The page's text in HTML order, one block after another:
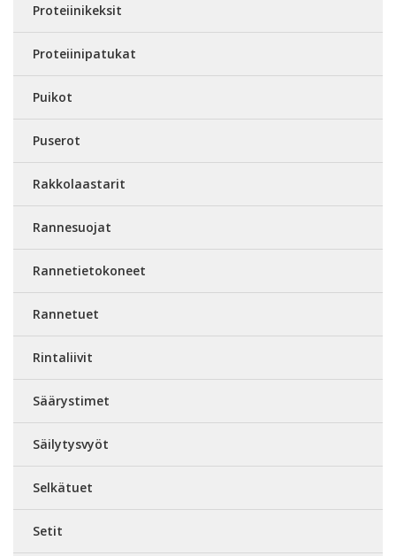
Proteiinikeksit
Proteiinipatukat
Puikot
Puserot
Rakkolaastarit
Rannesuojat
Rannetietokoneet
Rannetuet
Rintaliivit
Säärystimet
Säilytysvyöt
Selkätuet
Setit